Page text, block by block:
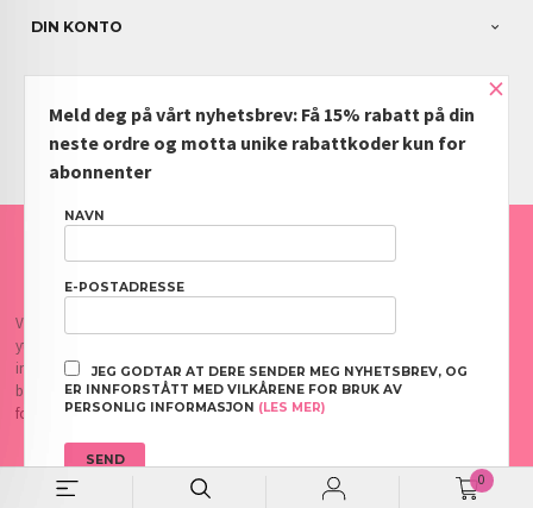
0
DIN KONTO
NYHETSBREV
PARTNERE
FRAKT KJØPSBETINGELSER SIKKERHET OG PERSONVERN
Vår nettbutikk bruker cookies slik at du får en bedre kjøpsopplevelse og vi kan
yte deg bedre service. Vi bruker cookies hovedsaklig til å lagre
innloggingsdetaljer og huske hva du har puttet i handlekurven din. Fortsett å
bruke siden som normalt om du godtar dette.Les merellerendre innstillinger
for cookies.
×
Meld deg på vårt nyhetsbrev: Få 15% rabatt på din
neste ordre og motta unike rabattkoder kun for
abonnenter
NAVN
E-POSTADRESSE
JEG GODTAR AT DERE SENDER MEG NYHETSBREV, OG
ER INNFORSTÅTT MED VILKÅRENE FOR BRUK AV
PERSONLIG INFORMASJON (LES MER)